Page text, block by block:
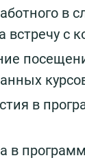
в
встречу с
в
в